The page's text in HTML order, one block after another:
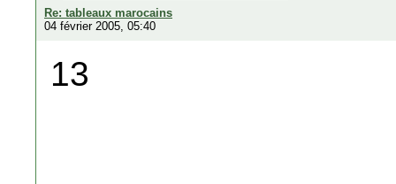
Re: tableaux marocains
04 février 2005, 05:40
13